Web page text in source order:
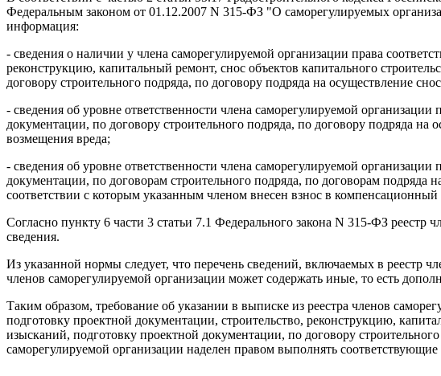
Федеральным законом от 01.12.2007 N 315-ФЗ "О саморегулируемых
информация:
- сведения о наличии у члена саморегулируемой организации права
реконструкцию, капитальный ремонт, снос объектов капитального
договору строительного подряда, по договору подряда на осуществление
- сведения об уровне ответственности члена саморегулируемой
документации, по договору строительного подряда, по договору подряда
возмещения вреда;
- сведения об уровне ответственности члена саморегулируемой
документации, по договорам строительного подряда, по договорам
соответствии с которым указанным членом внесен взнос в компенсационный
Согласно пункту 6 части 3 статьи 7.1 Федерального закона N 315-ФЗ
сведения.
Из указанной нормы следует, что перечень сведений, включаемых в реестр
членов саморегулируемой организации может содержать иные, то есть
Таким образом, требование об указании в выписке из реестра членов
подготовку проектной документации, строительство, реконструкцию,
изысканий, подготовку проектной документации, по договору
саморегулируемой организации наделен правом выполнять